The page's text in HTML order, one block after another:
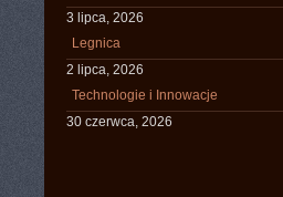
3 lipca, 2026
Legnica
2 lipca, 2026
Technologie i Innowacje
30 czerwca, 2026